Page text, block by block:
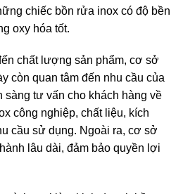
chiếc bồn rửa inox có độ bền
oxy hóa tốt.
chất lượng sản phẩm, cơ sở
còn quan tâm đến nhu cầu của
sàng tư vấn cho khách hàng về
công nghiệp, chất liệu, kích
cầu sử dụng. Ngoài ra, cơ sở
lâu dài, đảm bảo quyền lợi